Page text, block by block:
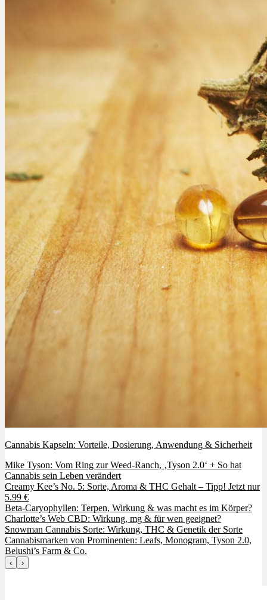
Cannabis Kapseln: Vorteile, Dosierung, Anwendung & Sicherheit
Mike Tyson: Vom Ring zur Weed-Ranch, ‚Tyson 2.0‘ + So hat
Cannabis sein Leben verändert
Creamy Kee’s No. 5: Sorte, Aroma & THC Gehalt – Tipp! Jetzt nur
5.99 €
Beta-Caryophyllen: Terpen, Wirkung & was macht es im Körper?
Charlotte’s Web CBD: Wirkung, mg & für wen geeignet?
Snowman Cannabis Sorte: Wirkung, THC & Genetik der Sorte
Cannabismarken von Prominenten: Leafs, Monogram, Tyson 2.0,
Belushi’s Farm & Co.
‹ ›